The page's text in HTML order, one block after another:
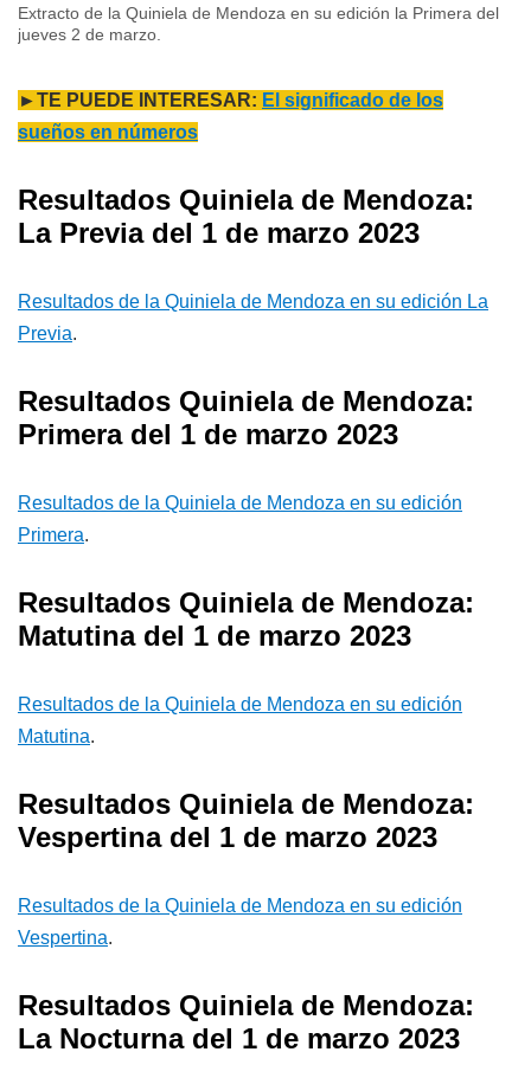
Extracto de la Quiniela de Mendoza en su edición la Primera del
jueves 2 de marzo.
►TE PUEDE INTERESAR: El significado de los
sueños en números
Resultados Quiniela de Mendoza:
La Previa del 1 de marzo 2023
Resultados de la Quiniela de Mendoza en su edición La
Previa.
Resultados Quiniela de Mendoza:
Primera del 1 de marzo 2023
Resultados de la Quiniela de Mendoza en su edición
Primera.
Resultados Quiniela de Mendoza:
Matutina del 1 de marzo 2023
Resultados de la Quiniela de Mendoza en su edición
Matutina.
Resultados Quiniela de Mendoza:
Vespertina del 1 de marzo 2023
Resultados de la Quiniela de Mendoza en su edición
Vespertina.
Resultados Quiniela de Mendoza:
La Nocturna del 1 de marzo 2023